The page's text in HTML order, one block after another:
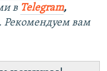
в Telegram,
вам